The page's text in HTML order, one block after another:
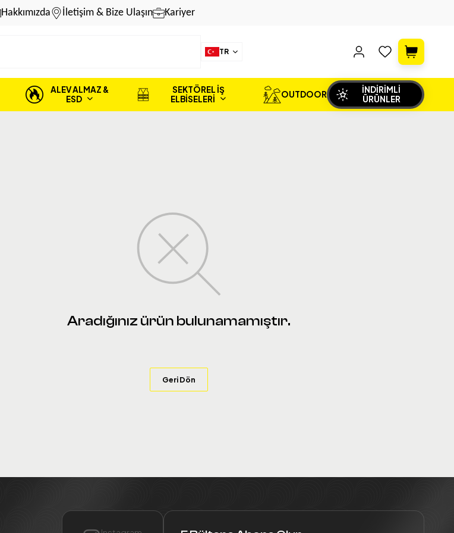
Hakkımızda İletişim & Bize Ulaşın Kariyer
TR
ALEV ALMAZ &
ESD
SEKTÖREL İŞ
ELBİSELERİ
OUTDOOR
İNDİRİMLİ
ÜRÜNLER
Aradığınız ürün bulunamamıştır.
Geri Dön